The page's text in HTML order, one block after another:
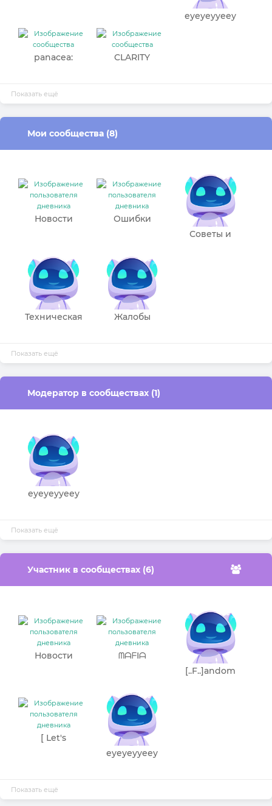
еуеуеууееу
panacea:
CLARITY
Показать ещё
Мои сообщества (8)
Новости
Ошибки
Советы и
Техническая
Жалобы
Показать ещё
Модератор в сообществах (1)
еуеуеууееу
Показать ещё
Участник в сообществах (6)
Новости
ᗰᗩᖴIᗩ
[..F..]andom
[ Let's
еуеуеууееу
Показать ещё